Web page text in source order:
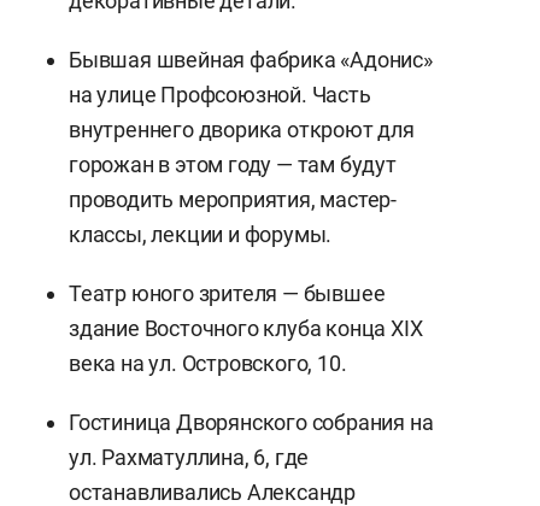
Бывшая швейная фабрика «Адонис»
на улице Профсоюзной. Часть
внутреннего дворика откроют для
горожан в этом году — там будут
проводить мероприятия, мастер-
классы, лекции и форумы.
Театр юного зрителя — бывшее
здание Восточного клуба конца XIX
века на ул. Островского, 10.
Гостиница Дворянского собрания на
ул. Рахматуллина, 6, где
останавливались Александр